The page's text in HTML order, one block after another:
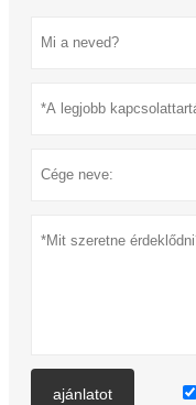
ajánlatot